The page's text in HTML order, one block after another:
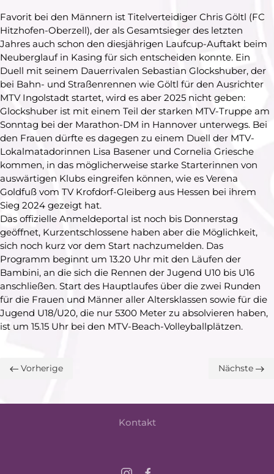
Favorit bei den Männern ist Titelverteidiger Chris Göltl (FC
Hitzhofen-Oberzell), der als Gesamtsieger des letzten
Jahres auch schon den diesjährigen Laufcup-Auftakt beim
Neuberglauf in Kasing für sich entscheiden konnte. Ein
Duell mit seinem Dauerrivalen Sebastian Glockshuber, der
bei Bahn- und Straßenrennen wie Göltl für den Ausrichter
MTV Ingolstadt startet, wird es aber 2025 nicht geben:
Glockshuber ist mit einem Teil der starken MTV-Truppe am
Sonntag bei der Marathon-DM in Hannover unterwegs. Bei
den Frauen dürfte es dagegen zu einem Duell der MTV-
Lokalmatadorinnen Lisa Basener und Cornelia Griesche
kommen, in das möglicherweise starke Starterinnen von
auswärtigen Klubs eingreifen können, wie es Verena
Goldfuß vom TV Krofdorf-Gleiberg aus Hessen bei ihrem
Sieg 2024 gezeigt hat.
Das offizielle Anmeldeportal ist noch bis Donnerstag
geöffnet, Kurzentschlossene haben aber die Möglichkeit,
sich noch kurz vor dem Start nachzumelden. Das
Programm beginnt um 13.20 Uhr mit den Läufen der
Bambini, an die sich die Rennen der Jugend U10 bis U16
anschließen. Start des Hauptlaufes über die zwei Runden
für die Frauen und Männer aller Altersklassen sowie für die
Jugend U18/U20, die nur 5300 Meter zu absolvieren haben,
ist um 15.15 Uhr bei den MTV-Beach-Volleyballplätzen.
Vorherige Nächste
Kontakt